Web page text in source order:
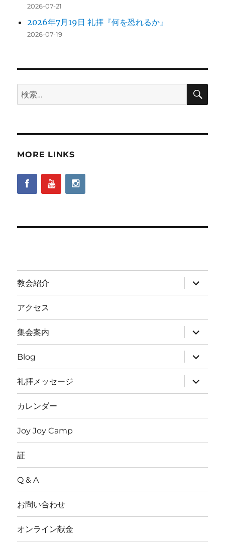
2026-07-21
2026年7月19日 礼拝『何を恐れるか』
2026-07-19
検
索:
検
MORE LINKS
教会紹介
サ
ブ
メ
ー
を
展
開
アクセス
集会案内
サ
ブ
メ
ニ
ュ
ー
を
展
開
Blog
サ
ブ
メ
ニ
ュ
ー
開
礼拝メッセージ
サ
ブ
メ
ー
開
カレンダー
Joy Joy Camp
証
Q & A
お問い合わせ
オンライン献金